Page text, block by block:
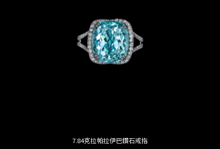
7.84克拉帕拉伊巴鑽石戒指